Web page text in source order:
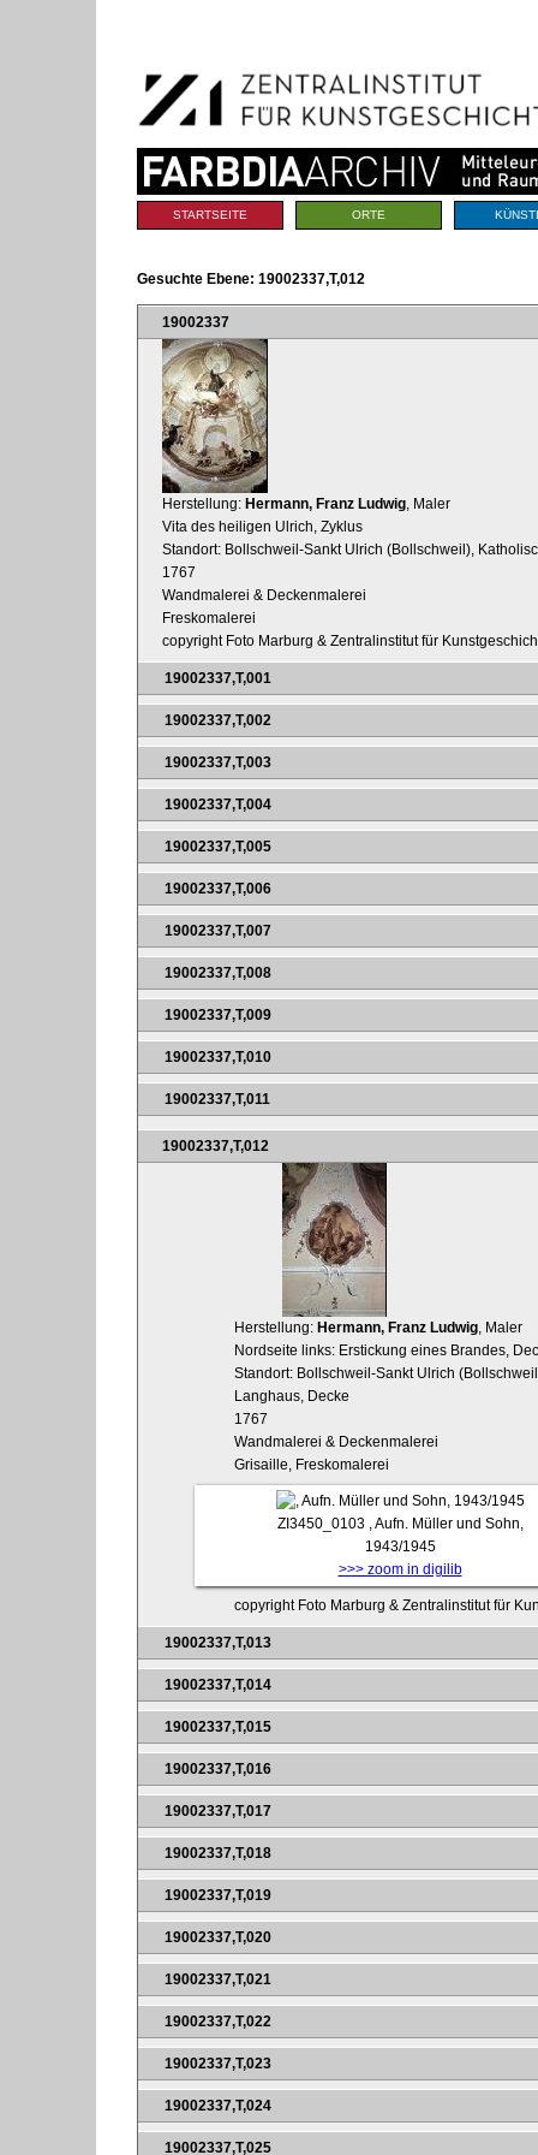
Navigation
Sektionen
STARTSEITE ORTE
Gesuchte Ebene: 19002337,T,012
19002337
Herstellung: Hermann, Franz Ludwig , Maler
Vita des heiligen Ulrich, Zyklus
Standort: Bollschweil-Sankt Ulrich (Bollschweil),
1767
Wandmalerei & Deckenmalerei
Freskomalerei
copyright Foto Marburg & Zentralinstitut für
19002337,T,001
19002337,T,002
19002337,T,003
19002337,T,004
19002337,T,005
19002337,T,006
19002337,T,007
19002337,T,008
19002337,T,009
19002337,T,010
19002337,T,011
19002337,T,012
Herstellung: Hermann, Franz Ludwig, Maler
Nordseite links: Erstickung eines Brandes,
Standort: Bollschweil-Sankt Ulrich
Langhaus, Decke
1767
Wandmalerei & Deckenmalerei
Grisaille, Freskomalerei
ZI3450_0103 , Aufn. Müller und Sohn,
1943/1945
>>> zoom in digilib
copyright Foto Marburg & Zentralinstitut für
19002337,T,013
19002337,T,014
19002337,T,015
19002337,T,016
19002337,T,017
19002337,T,018
19002337,T,019
19002337,T,020
19002337,T,021
19002337,T,022
19002337,T,023
19002337,T,024
19002337,T,025